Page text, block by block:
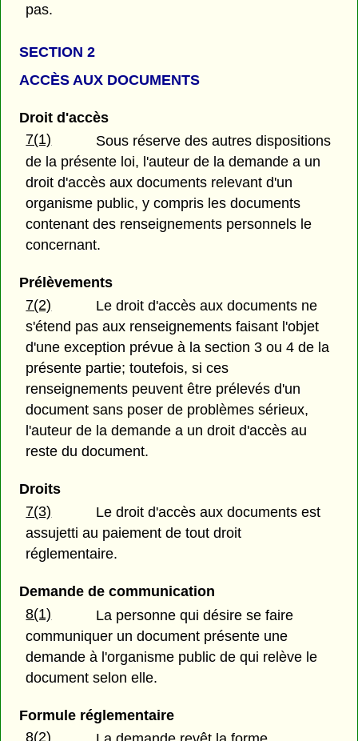
pas.
SECTION 2
ACCÈS AUX DOCUMENTS
Droit d'accès
7(1)
Sous réserve des autres dispositions
de la présente loi, l'auteur de la demande a un
droit d'accès aux documents relevant d'un
organisme public, y compris les documents
contenant des renseignements personnels le
concernant.
Prélèvements
7(2)
Le droit d'accès aux documents ne
s'étend pas aux renseignements faisant l'objet
d'une exception prévue à la section 3 ou 4 de la
présente partie; toutefois, si ces
renseignements peuvent être prélevés d'un
document sans poser de problèmes sérieux,
l'auteur de la demande a un droit d'accès au
reste du document.
Droits
7(3)
Le droit d'accès aux documents est
assujetti au paiement de tout droit
réglementaire.
Demande de communication
8(1)
La personne qui désire se faire
communiquer un document présente une
demande à l'organisme public de qui relève le
document selon elle.
Formule réglementaire
8(2)